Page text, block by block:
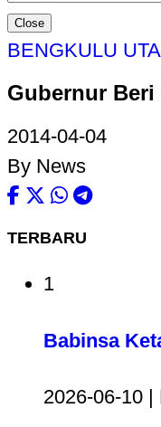
Close
BENGKULU
Gubernur
2014-04-04
By News
TERBARU
1
Babinsa
2026-06-10 |